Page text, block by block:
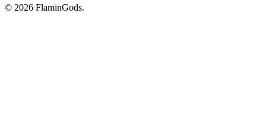
© 2026 FlaminGods.